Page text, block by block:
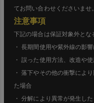
てお問い合わせくださいませ。
注意事項
下記の場合は保証対象外とな
・ 長期間使用や紫外線の影
・ 誤った使用方法、改造や
・ 落下やその他の衝撃によ
た場合
・ 分解により異常が発生し